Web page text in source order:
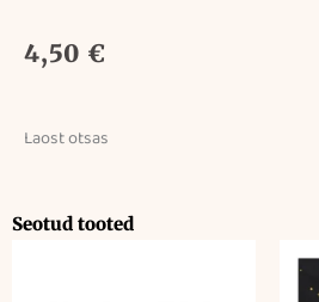
4,50 €
Laost otsas
Seotud tooted